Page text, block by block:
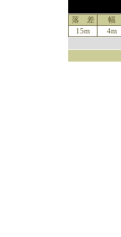
落 差 幅
15m
4m